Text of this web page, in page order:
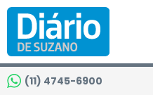
(11) 4745-6900